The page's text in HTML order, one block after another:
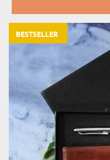
BESTSELLER